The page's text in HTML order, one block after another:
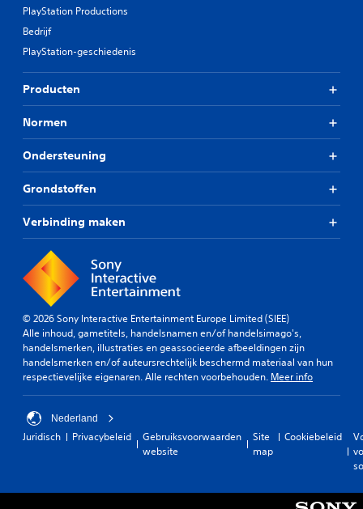
PlayStation Productions
Bedrijf
PlayStation-geschiedenis
Producten
Normen
Ondersteuning
Grondstoffen
Verbinding maken
© 2026 Sony Interactive Entertainment Europe Limited (SIEE)
Alle inhoud, gametitels, handelsnamen en/of handelsimago's,
handelsmerken, illustraties en geassocieerde afbeeldingen zijn
handelsmerken en/of auteursrechtelijk beschermd materiaal van hun
respectievelijke eigenaren. Alle rechten voorbehouden. Meer info
Nederland
Juridisch Privacybeleid
Gebruiksvoorwaarden
website
Site
map
Cookiebeleid